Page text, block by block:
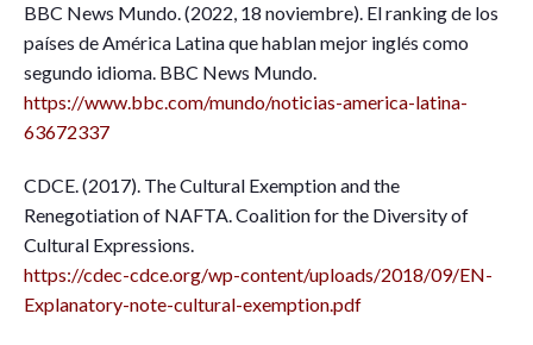
BBC News Mundo. (2022, 18 noviembre). El ranking de los
países de América Latina que hablan mejor inglés como
segundo idioma. BBC News Mundo.
https://www.bbc.com/mundo/noticias-america-latina-
63672337
CDCE. (2017). The Cultural Exemption and the
Renegotiation of NAFTA. Coalition for the Diversity of
Cultural Expressions.
https://cdec-cdce.org/wp-content/uploads/2018/09/EN-
Explanatory-note-cultural-exemption.pdf